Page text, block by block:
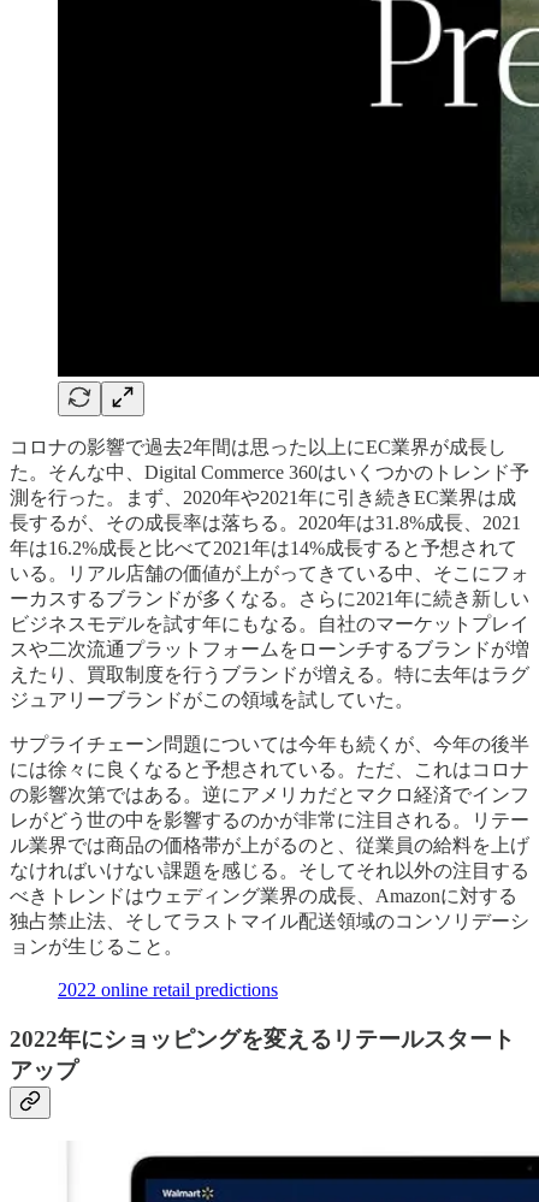
コロナの影響で過去2年間は思った以上にEC業界が成長し
た。そんな中、Digital Commerce 360はいくつかのトレンド予
測を行った。まず、2020年や2021年に引き続きEC業界は成
長するが、その成長率は落ちる。2020年は31.8%成長、2021
年は16.2%成長と比べて2021年は14%成長すると予想されて
いる。リアル店舗の価値が上がってきている中、そこにフォ
ーカスするブランドが多くなる。さらに2021年に続き新しい
ビジネスモデルを試す年にもなる。自社のマーケットプレイ
スや二次流通プラットフォームをローンチするブランドが増
えたり、買取制度を行うブランドが増える。特に去年はラグ
ジュアリーブランドがこの領域を試していた。
サプライチェーン問題については今年も続くが、今年の後半
には徐々に良くなると予想されている。ただ、これはコロナ
の影響次第ではある。逆にアメリカだとマクロ経済でインフ
レがどう世の中を影響するのかが非常に注目される。リテー
ル業界では商品の価格帯が上がるのと、従業員の給料を上げ
なければいけない課題を感じる。そしてそれ以外の注目する
べきトレンドはウェディング業界の成長、Amazonに対する
独占禁止法、そしてラストマイル配送領域のコンソリデーシ
ョンが生じること。
2022 online retail predictions
2022年にショッピングを変えるリテールスタート
アップ